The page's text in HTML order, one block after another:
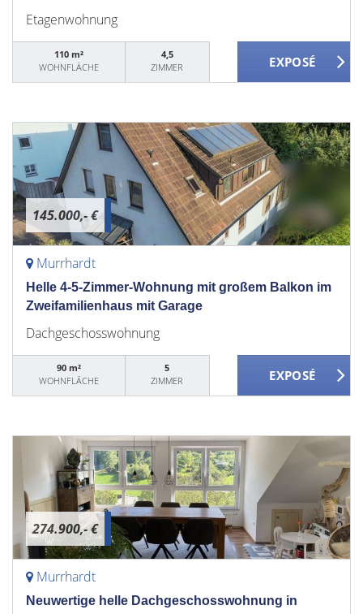
Etagenwohnung
110 m²
WOHNFLÄCHE
4,5
ZIMMER
145.000,- €
Murrhardt
Helle 4-5-Zimmer-Wohnung mit großem Balkon im
Zweifamilienhaus mit Garage
Dachgeschosswohnung
90 m²
WOHNFLÄCHE
5
ZIMMER
274.900,- €
Murrhardt
Neuwertige helle Dachgeschosswohnung in